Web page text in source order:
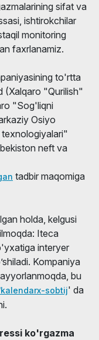
sifat va
ishtirokchilar
monitoring
faxrlanamiz.
to'rtta
(Xalqaro "Qurilish"
"Sog'liqni
Osiyo
neft va
tadbir maqomiga
holda, kelgusi
Iteca
interyer
Kompaniya
bu
sobtij' da
ko'rgazma